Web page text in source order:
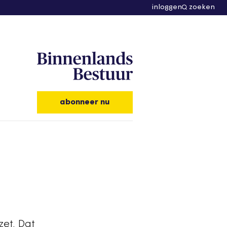
inloggen zoeken
abonneer nu
Dat